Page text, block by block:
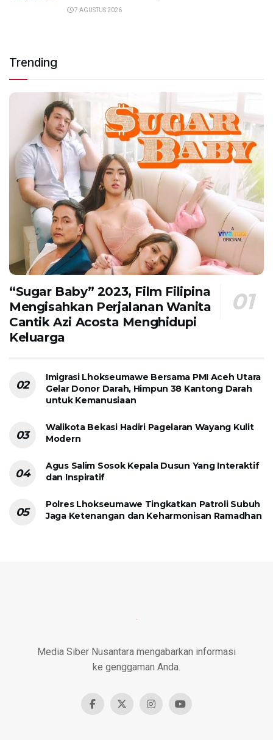
7 AGUSTUS 2026
Trending
“Sugar Baby” 2023, Film Filipina
Mengisahkan Perjalanan Wanita
Cantik Azi Acosta Menghidupi
Keluarga
Imigrasi Lhokseumawe Bersama PMI Aceh Utara
Gelar Donor Darah, Himpun 38 Kantong Darah
untuk Kemanusiaan
Walikota Bekasi Hadiri Pagelaran Wayang Kulit
Modern
Agus Salim Sosok Kepala Dusun Yang Interaktif
dan Inspiratif
Polres Lhokseumawe Tingkatkan Patroli Subuh
Jaga Ketenangan dan Keharmonisan Ramadhan
Media Siber Nusantara mengabarkan informasi
ke genggaman Anda.